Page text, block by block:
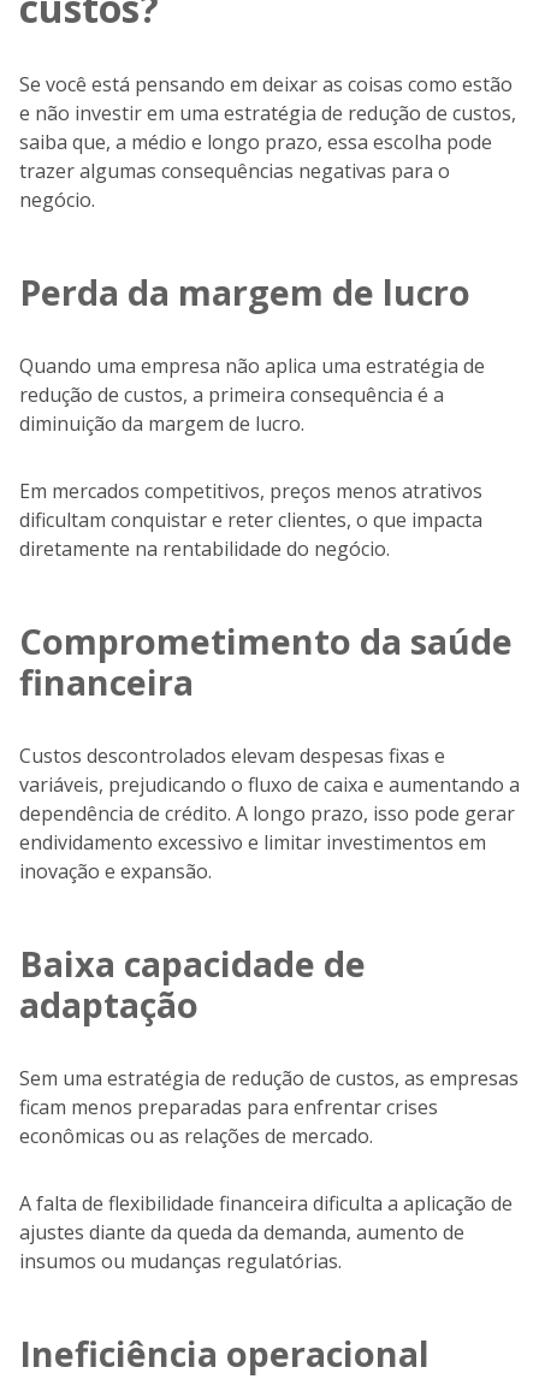
Se você está pensando em deixar as coisas como estão
e não investir em uma estratégia de redução de custos,
saiba que, a médio e longo prazo, essa escolha pode
trazer algumas consequências negativas para o
negócio.
Perda da margem de lucro
Quando uma empresa não aplica uma estratégia de
redução de custos, a primeira consequência é a
diminuição da margem de lucro.
Em mercados competitivos, preços menos atrativos
dificultam conquistar e reter clientes, o que impacta
diretamente na rentabilidade do negócio.
Comprometimento da saúde
financeira
Custos descontrolados elevam despesas fixas e
variáveis, prejudicando o fluxo de caixa e aumentando a
dependência de crédito. A longo prazo, isso pode gerar
endividamento excessivo e limitar investimentos em
inovação e expansão.
Baixa capacidade de
adaptação
Sem uma estratégia de redução de custos, as empresas
ficam menos preparadas para enfrentar crises
econômicas ou as relações de mercado.
A falta de flexibilidade financeira dificulta a aplicação de
ajustes diante da queda da demanda, aumento de
insumos ou mudanças regulatórias.
Ineficiência operacional